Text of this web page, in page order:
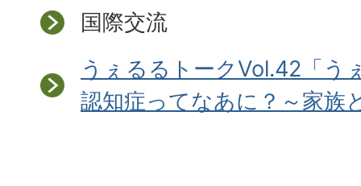
国際交流
うぇるるトークVol.42「う
認知症ってなあに？～家族